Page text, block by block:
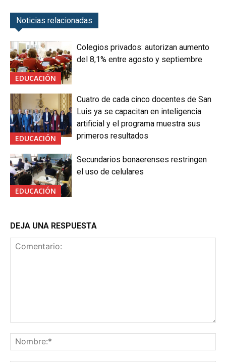
Noticias relacionadas
EDUCACIÓN
Colegios privados: autorizan aumento
del 8,1% entre agosto y septiembre
EDUCACIÓN
Cuatro de cada cinco docentes de San
Luis ya se capacitan en inteligencia
artificial y el programa muestra sus
primeros resultados
EDUCACIÓN
Secundarios bonaerenses restringen
el uso de celulares
DEJA UNA RESPUESTA